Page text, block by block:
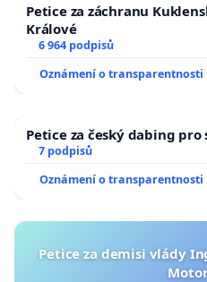
Petice za záchranu
Králové
6 964 podpisů
Oznámení o transparentnosti
Petice za český dabing
7 podpisů
Oznámení o transparentnosti
Petice za demisi vlády